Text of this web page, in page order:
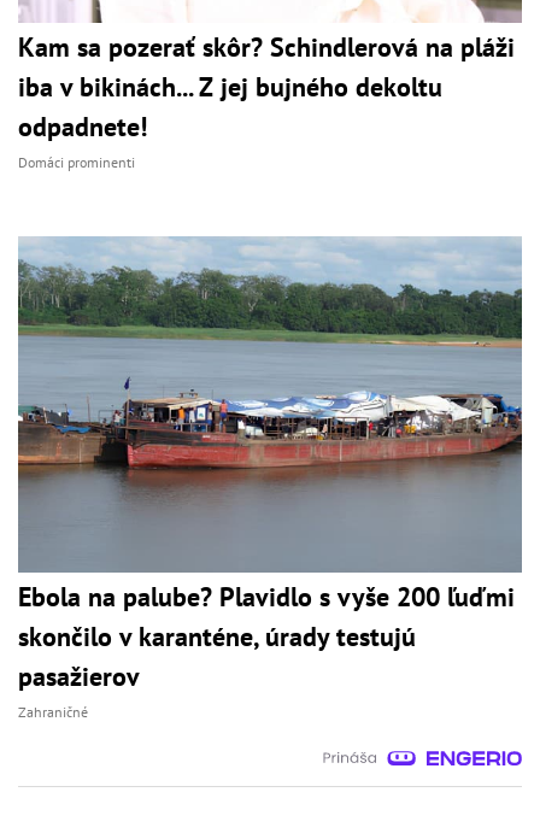
Kam sa pozerať skôr? Schindlerová na pláži
iba v bikinách... Z jej bujného dekoltu
odpadnete!
Domáci prominenti
Ebola na palube? Plavidlo s vyše 200 ľuďmi
skončilo v karanténe, úrady testujú
pasažierov
Zahraničné